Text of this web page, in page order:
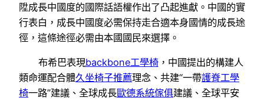
陞成長中國度的國際話語權作出了凸起進獻。中國的實
行表白，成長中國度必需保持走合適本身國情的成長途
徑，這條途徑必需由本國國民來選擇。
布希巴表現backbone工學椅，中國提出的構建人
類命運配合體久坐椅子推薦理念、共建“一帶護脊工學
椅一路”建議、全球成長歐德系統傢俱建議、全球平安